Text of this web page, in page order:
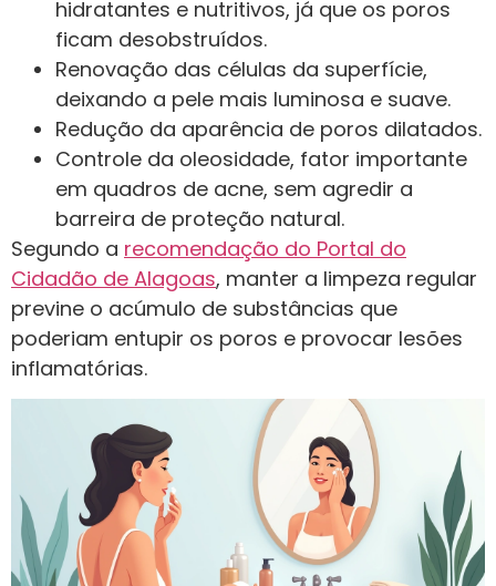
hidratantes e nutritivos, já que os poros
ficam desobstruídos.
Renovação das células da superfície,
deixando a pele mais luminosa e suave.
Redução da aparência de poros dilatados.
Controle da oleosidade, fator importante
em quadros de acne, sem agredir a
barreira de proteção natural.
Segundo a recomendação do Portal do
Cidadão de Alagoas, manter a limpeza regular
previne o acúmulo de substâncias que
poderiam entupir os poros e provocar lesões
inflamatórias.